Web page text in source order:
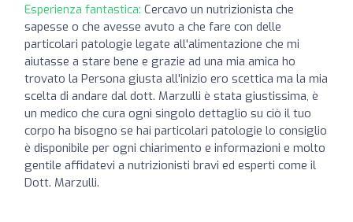
Esperienza fantastica: Cercavo un nutrizionista che
sapesse o che avesse avuto a che fare con delle
particolari patologie legate all'alimentazione che mi
aiutasse a stare bene e grazie ad una mia amica ho
trovato la Persona giusta all'inizio ero scettica ma la mia
scelta di andare dal dott. Marzulli è stata giustissima, è
un medico che cura ogni singolo dettaglio su ciò il tuo
corpo ha bisogno se hai particolari patologie lo consiglio
è disponibile per ogni chiarimento e informazioni e molto
gentile affidatevi a nutrizionisti bravi ed esperti come il
Dott. Marzulli.